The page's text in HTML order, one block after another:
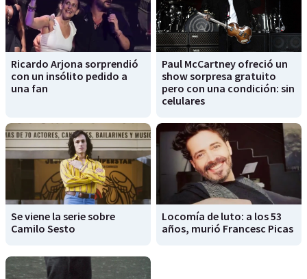
Ricardo Arjona sorprendió
con un insólito pedido a
una fan
Paul McCartney ofreció un
show sorpresa gratuito
pero con una condición: sin
celulares
Se viene la serie sobre
Camilo Sesto
Locomía de luto: a los 53
años, murió Francesc Picas